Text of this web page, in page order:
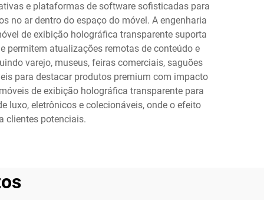
e plataformas de software sofisticadas para
no ar dentro do espaço do móvel. A engenharia
de exibição holográfica transparente suporta
permitem atualizações remotas de conteúdo e
varejo, museus, feiras comerciais, saguões
para destacar produtos premium com impacto
de exibição holográfica transparente para
luxo, eletrônicos e colecionáveis, onde o efeito
clientes potenciais.